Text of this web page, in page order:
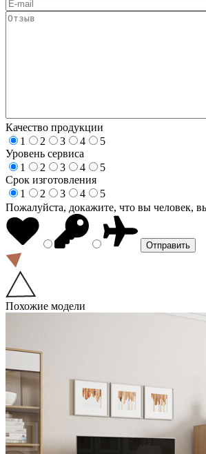
Качество продукции
1
2 3 4
5
Уровень сервиса
1
2 3 4
5
Срок изготовления
1
2 3 4
5
Пожалуйста, докажите, что вы человек,
Похожие модели